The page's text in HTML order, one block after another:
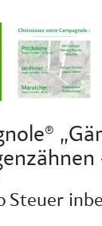
Steuer